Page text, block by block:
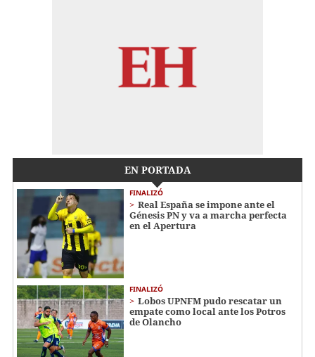
EN PORTADA
FINALIZÓ
Real España se impone ante el
Génesis PN y va a marcha perfecta
en el Apertura
FINALIZÓ
Lobos UPNFM pudo rescatar un
empate como local ante los Potros
de Olancho